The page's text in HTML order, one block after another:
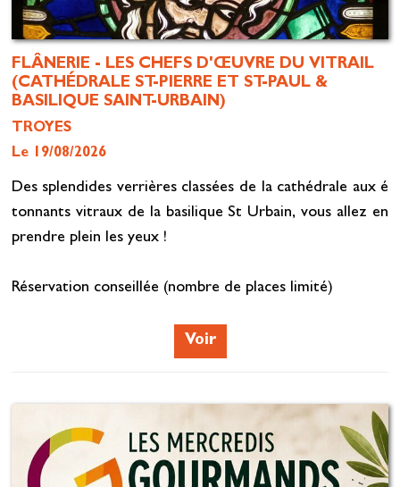
FLÂNERIE - LES CHEFS D'ŒUVRE DU VITRAIL
(CATHÉDRALE ST-PIERRE ET ST-PAUL &
BASILIQUE SAINT-URBAIN)
TROYES
Le 19/08/2026
Des splendides verrières classées de la cathédrale aux é
tonnants vitraux de la basilique St Urbain, vous allez en
prendre plein les yeux !
Réservation conseillée (nombre de places limité)
Voir